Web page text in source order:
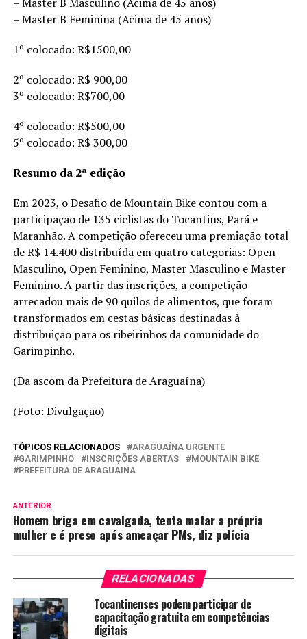
– Master B Feminina (Acima de 45 anos)
1º colocado: R$1500,00
2º colocado: R$ 900,00
3º colocado: R$700,00
4º colocado: R$500,00
5º colocado: R$ 300,00
Resumo da 2ª edição
Em 2023, o Desafio de Mountain Bike contou com a
participação de 135 ciclistas do Tocantins, Pará e
Maranhão. A competição ofereceu uma premiação total
de R$ 14.400 distribuída em quatro categorias: Open
Masculino, Open Feminino, Master Masculino e Master
Feminino. A partir das inscrições, a competição
arrecadou mais de 90 quilos de alimentos, que foram
transformados em cestas básicas destinadas à
distribuição para os ribeirinhos da comunidade do
Garimpinho.
(Da ascom da Prefeitura de Araguaína)
(Foto: Divulgação)
TÓPICOS RELACIONADOS
ARAGUAÍNA URGENTE
GARIMPINHO
INSCRIÇÕES ABERTAS
MOUNTAIN BIKE
PREFEITURA DE ARAGUAINA
ANTERIOR
Homem briga em cavalgada, tenta matar a própria
mulher e é preso após ameaçar PMs, diz polícia
RELACIONADAS
Tocantinenses podem participar de
capacitação gratuita em competências
digitais